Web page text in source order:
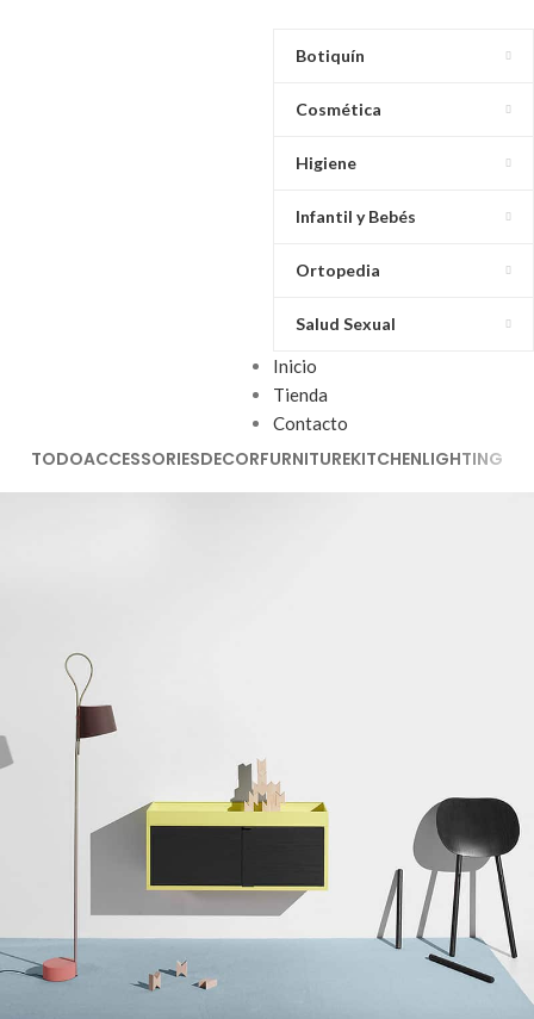
Botiquín
Cosmética
Higiene
Infantil y Bebés
Ortopedia
Salud Sexual
Inicio
Tienda
Contacto
TODOACCESSORIESDECORFURNITUREKITCHENLIGHTING